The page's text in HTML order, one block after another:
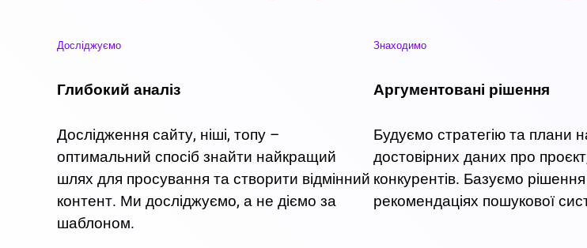
Досліджуємо
Глибокий аналіз
Дослідження сайту, ніші, топу –
оптимальний спосіб знайти найкращий
шлях для просування та створити відмінний
контент. Ми досліджуємо, а не діємо за
шаблоном.
Знаходимо
Аргументовані рішення
Будуємо стратегію та плани
достовірних даних про
конкурентів. Базуємо
рекомендаціях пошукової